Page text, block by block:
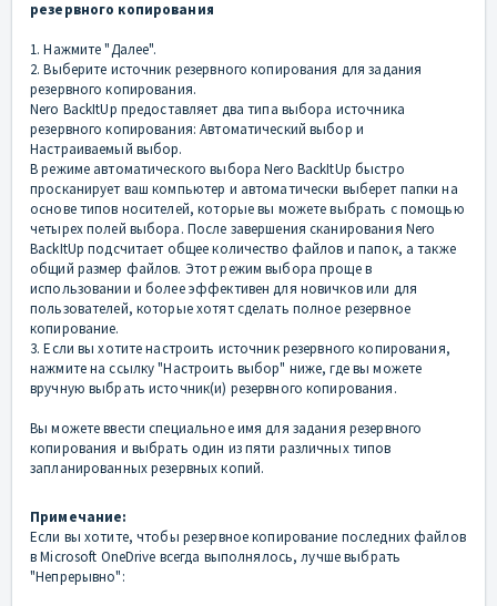
резервного копирования
1. Нажмите "Далее".
2. Выберите источник резервного копирования для задания
резервного копирования.
Nero BackItUp предоставляет два типа выбора источника
резервного копирования: Автоматический выбор и
Настраиваемый выбор.
В режиме автоматического выбора Nero BackItUp быстро
просканирует ваш компьютер и автоматически выберет папки на
основе типов носителей, которые вы можете выбрать с помощью
четырех полей выбора. После завершения сканирования Nero
BackItUp подсчитает общее количество файлов и папок, а также
общий размер файлов. Этот режим выбора проще в
использовании и более эффективен для новичков или для
пользователей, которые хотят сделать полное резервное
копирование.
3. Если вы хотите настроить источник резервного копирования,
нажмите на ссылку "Настроить выбор" ниже, где вы можете
вручную выбрать источник(и) резервного копирования.
Вы можете ввести специальное имя для задания резервного
копирования и выбрать один из пяти различных типов
запланированных резервных копий.
Примечание:
Если вы хотите, чтобы резервное копирование последних файлов
в Microsoft OneDrive всегда выполнялось, лучше выбрать
"Непрерывно":